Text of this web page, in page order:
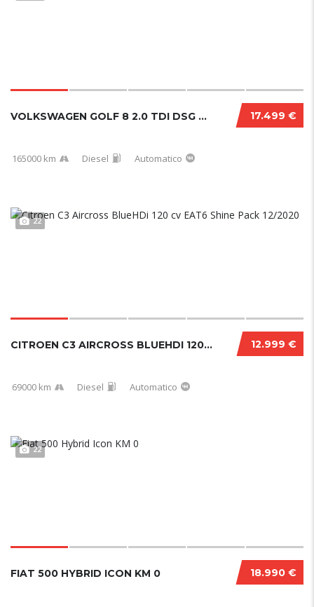
17.499 €
VOLKSWAGEN GOLF 8 2.0 TDI DSG STYLE 10/2022....
165000 km Diesel Automatico
22
12.999 €
CITROEN C3 AIRCROSS BLUEHDI 120 CV EAT6 SHIN...
69000 km Diesel Automatico
22
18.990 €
FIAT 500 HYBRID ICON KM 0